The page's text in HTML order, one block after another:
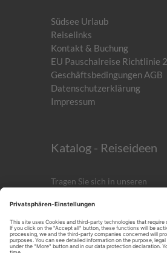
Südsee Urlaub
Reiselinks
Kontakt & Buchung
EU Pauschalreise Richtlinie
Geschäftsbedingungen AGB
Datenschutzerklärung
Impressum
Katalog - Reiseideen
Tragen Sie sich in unseren
ICH AKZEPTIERST DIE
DATENSCHUTZERKLÄRUNG.